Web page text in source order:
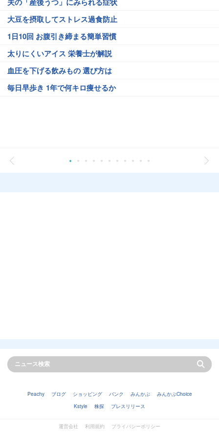
夫の「産後うつ」にみられる症状
大豆を摂取してストレス過食防止
1日10回 お腹引き締まる簡単習慣
太りにくいアイス 栄養士が解説
血圧を下げる飲みもの 選び方は
毎日早歩き 1年で何キロ痩せるか
Peachy ブログ ショッピング バンク みんかぶ
みんかぶChoice
Kstyle
株探 プレスリリース
運営会社 利用規約
プライバシーポリシー